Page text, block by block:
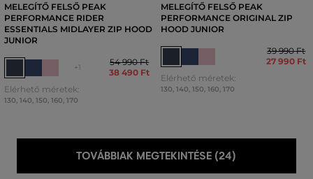
MELEGÍTŐ FELSŐ PEAK
PERFORMANCE RIDER
ESSENTIALS MIDLAYER ZIP HOOD
JUNIOR
+1
54 990 Ft
38 490 Ft
Elérhető méretek:
130, 140, 150, 160, 170
MELEGÍTŐ FELSŐ PEAK
PERFORMANCE ORIGINAL ZIP
HOOD JUNIOR
39 990 Ft
27 990 Ft
Elérhető méretek:
130, 140, 150, 160, 170
TOVÁBBIAK MEGTEKINTÉSE (24)